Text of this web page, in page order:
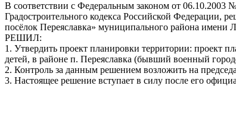
В соответствии с Федеральным законом от 06.10.2003
Градостроительного кодекса Российской Федерации,
посёлок Переяславка» муниципального района имени
РЕШИЛ:
1. Утвердить проект планировки территории: проект
детей, в районе п. Переяславка (бывший военный
2. Контроль за данным решением возложить на
3. Настоящее решение вступает в силу после его